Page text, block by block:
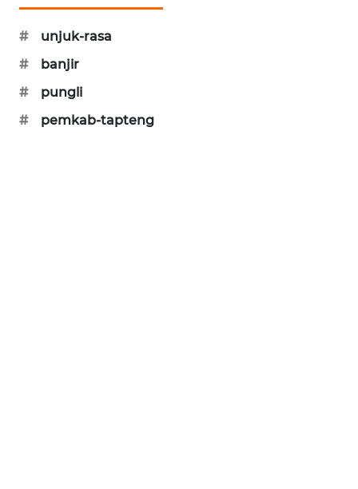
#
unjuk-rasa
#
banjir
#
pungli
#
pemkab-tapteng
CILEUNGSI
NEWS
BERKAT
NEWS